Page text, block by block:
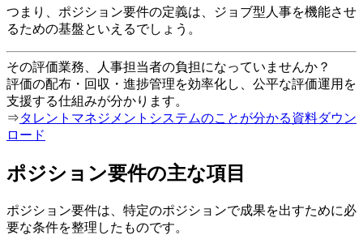
つまり、ポジション要件の定義は、ジョブ型人事を機能させ
るための基盤といえるでしょう。
その評価業務、人事担当者の負担になっていませんか？
評価の配布・回収・進捗管理を効率化し、公平な評価運用を
支援する仕組みが分かります。
⇒タレントマネジメントシステムのことが分かる資料ダウン
ロード
ポジション要件の主な項目
ポジション要件は、特定のポジションで成果を出すために必
要な条件を整理したものです。